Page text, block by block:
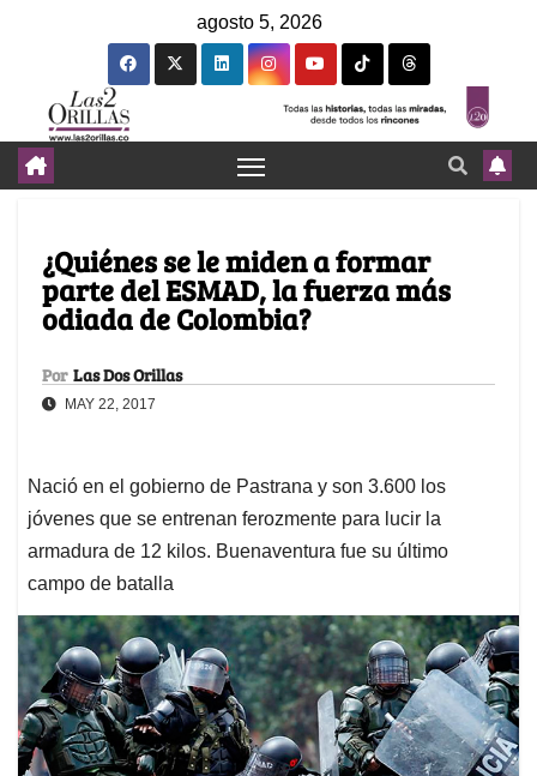
agosto 5, 2026
¿Quiénes se le miden a formar
parte del ESMAD, la fuerza más
odiada de Colombia?
Por Las Dos Orillas
MAY 22, 2017
Nació en el gobierno de Pastrana y son 3.600 los
jóvenes que se entrenan ferozmente para lucir la
armadura de 12 kilos. Buenaventura fue su último
campo de batalla